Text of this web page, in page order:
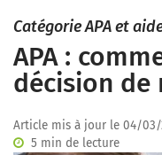
Catégorie APA et
APA :
décision de
Article mis à jour le 04/03/
5 min de lecture